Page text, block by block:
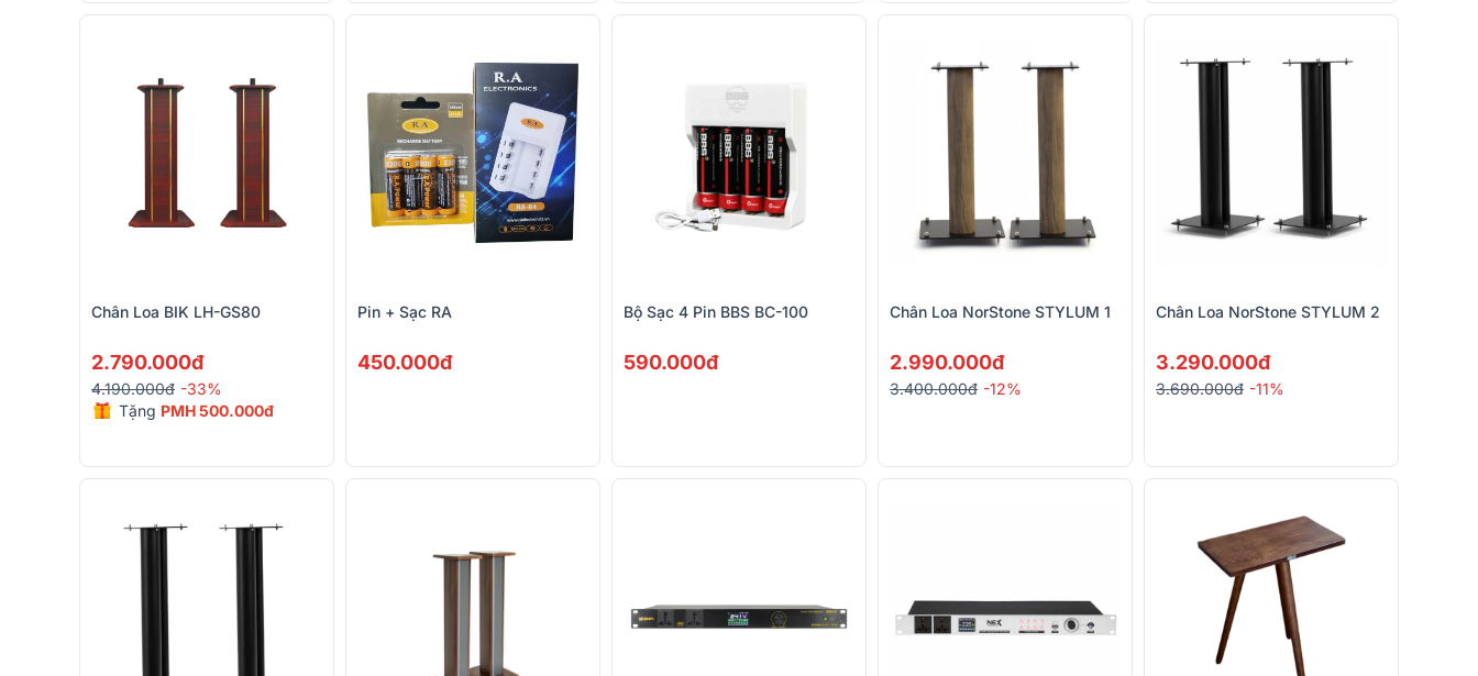
Chân Loa BIK LH-GS80
2.790.000đ
4.190.000đ -33%
Tặng PMH 500.000đ
Pin + Sạc RA
450.000đ
Bộ Sạc 4 Pin BBS BC-100
590.000đ
Chân Loa NorStone STYLUM 1
2.990.000đ
3.400.000đ -12%
Chân Loa NorStone STYLUM 2
3.290.000đ
3.690.000đ -11%